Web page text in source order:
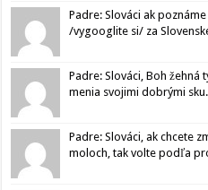
Padre: Slováci ak
/vygooglite si/ za
Padre: Slováci, Boh žehná
menia svojimi dobrými
Padre: Slováci, ak chcete
moloch, tak volte podľa